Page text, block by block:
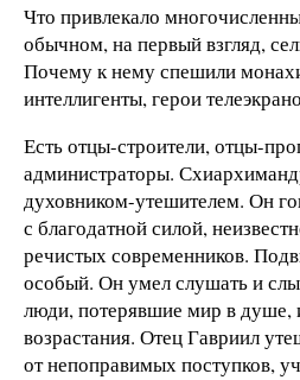
Что привлекало
обычном, на первый взгляд,
Почему к нему спешили
интеллигенты, герои
Есть отцы-строители, отцы-
администраторы.
духовником-утешителем. Он
с благодатной силой,
речистых современников.
особый. Он умел слушать и
люди, потерявшие мир в
возрастания. Отец Гавриил
от непоправимых поступков,